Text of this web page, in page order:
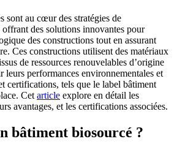
sont au cœur des stratégies de
des solutions innovantes pour
des constructions tout en assurant
Ces constructions utilisent des matériaux
de ressources renouvelables d’origine
leurs performances environnementales et
certifications, tels que le label bâtiment
Cet article explore en détail les
avantages, et les certifications associées.
bâtiment biosourcé ?